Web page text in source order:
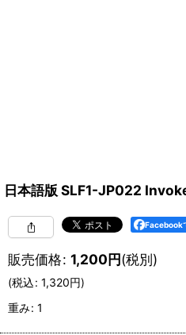
日本語版 SLF1-JP022
Facebook
販売価格: 1,200円(税別)
(税込: 1,320円)
重み: 1